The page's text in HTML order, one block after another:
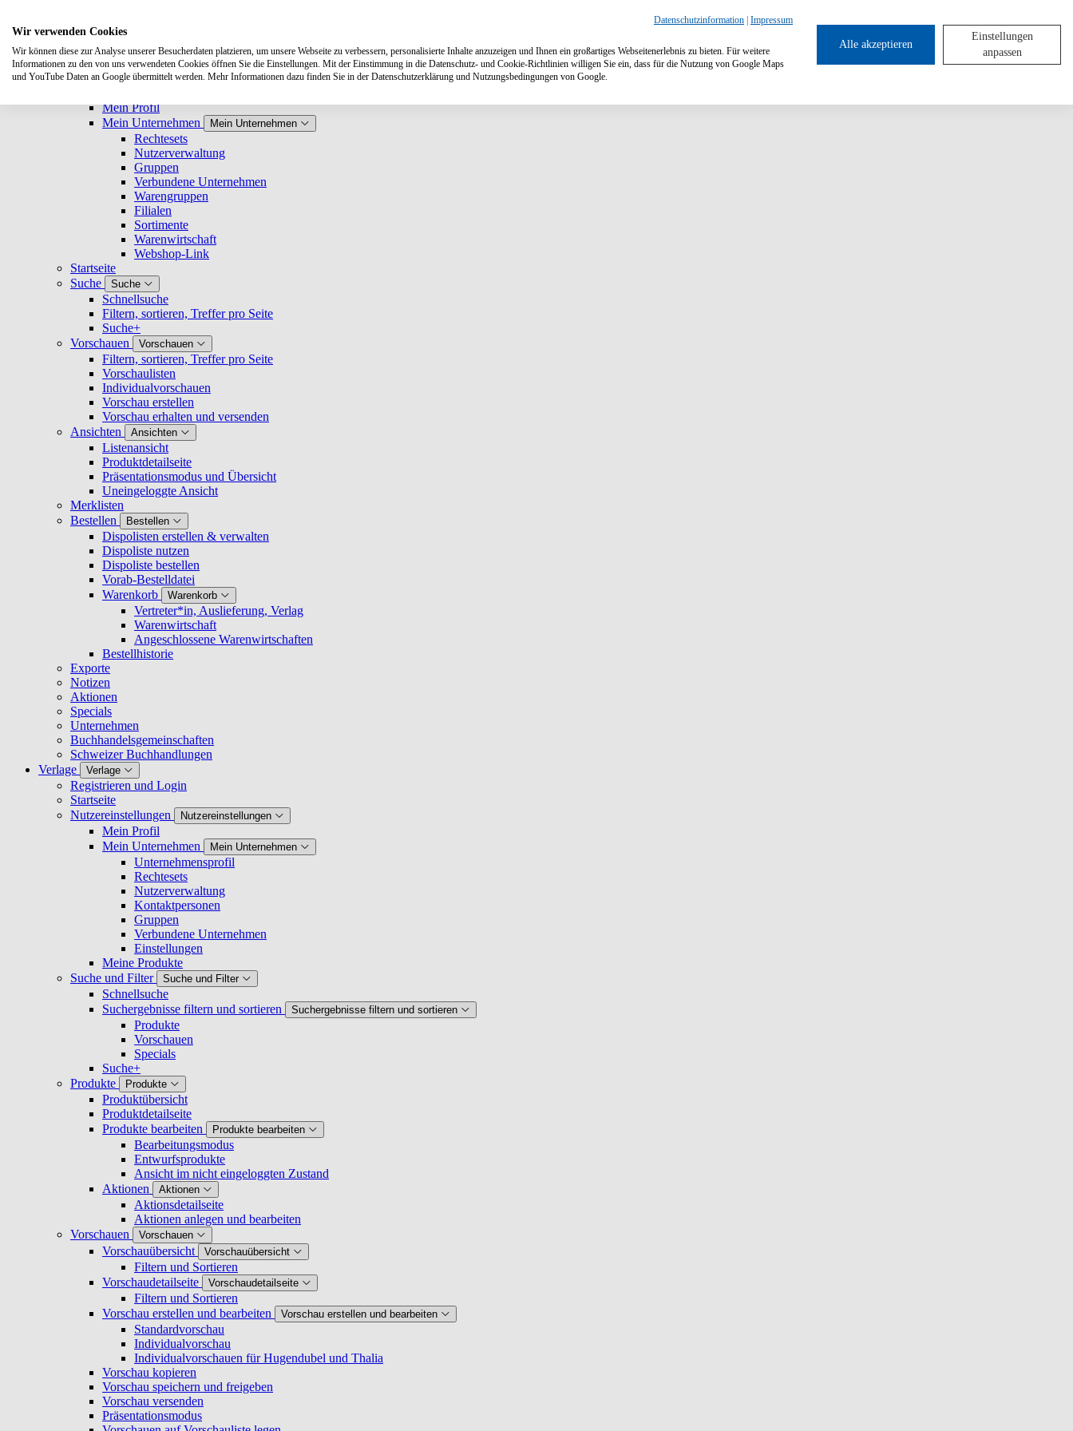
Buchhandlungen Buchhandlungen
Registrieren und Login
Mein Profil
Mein Unternehmen
Mein Unternehmen
Rechtesets
Nutzerverwaltung
Gruppen
Verbundene Unternehmen
Warengruppen
Filialen
Sortimente
Warenwirtschaft
Webshop-Link
Startseite
Suche
Suche
Schnellsuche
Filtern, sortieren, Treffer pro Seite
Suche+
Vorschauen
Vorschauen
Filtern, sortieren, Treffer pro Seite
Vorschaulisten
Individualvorschauen
Vorschau erstellen
Vorschau erhalten und versenden
Ansichten
Ansichten
Listenansicht
Produktdetailseite
Präsentationsmodus und Übersicht
Uneingeloggte Ansicht
Merklisten
Bestellen
Bestellen
Dispolisten erstellen & verwalten
Dispoliste nutzen
Dispoliste bestellen
Vorab-Bestelldatei
Warenkorb
Warenkorb
Vertreter*in, Auslieferung, Verlag
Warenwirtschaft
Angeschlossene Warenwirtschaften
Bestellhistorie
Exporte
Notizen
Aktionen
Specials
Unternehmen
Buchhandelsgemeinschaften
Schweizer Buchhandlungen
Verlage
Verlage
Registrieren und Login
Startseite
Nutzereinstellungen
Nutzereinstellungen
Mein Profil
Mein Unternehmen
Mein Unternehmen
Unternehmensprofil
Rechtesets
Nutzerverwaltung
Kontaktpersonen
Gruppen
Verbundene Unternehmen
Einstellungen
Meine Produkte
Suche und Filter
Suche und Filter
Schnellsuche
Suchergebnisse filtern und sortieren
Suchergebnisse filtern und sortieren
Produkte
Vorschauen
Specials
Suche+
Produkte
Produkte
Produktübersicht
Produktdetailseite
Produkte bearbeiten
Produkte bearbeiten
Bearbeitungsmodus
Entwurfsprodukte
Ansicht im nicht eingeloggten Zustand
Aktionen
Aktionen
Aktionsdetailseite
Aktionen anlegen und bearbeiten
Vorschauen
Vorschauen
Vorschauübersicht Vorschauübersicht
Filtern und Sortieren
Vorschaudetailseite
Vorschaudetailseite
Filtern und Sortieren
Vorschau erstellen und bearbeiten
Vorschau erstellen und bearbeiten
Standardvorschau
Individualvorschau
Individualvorschauen für Hugendubel und Thalia
Vorschau kopieren
Vorschau speichern und freigeben
Vorschau versenden
Präsentationsmodus
Datenschutzinformation Impressum
Wir verwenden Cookies
Wir können diese zur Analyse unserer Besucherdaten platzieren, um unsere Webseite zu verbessern, personalisierte Inhalte anzuzeigen und Ihnen ein großartiges Webseitenerlebnis zu bieten. Für weitere
Informationen zu den von uns verwendeten Cookies öffnen Sie die Einstellungen. Mit der Einstimmung in die Datenschutz- und Cookie-Richtlinien willigen Sie ein, dass für die Nutzung von Google Maps
und YouTube Daten an Google übermittelt werden. Mehr Informationen dazu finden Sie in der Datenschutzerklärung und Nutzungsbedingungen von Google.
Alle akzeptieren
Einstellungen
anpassen